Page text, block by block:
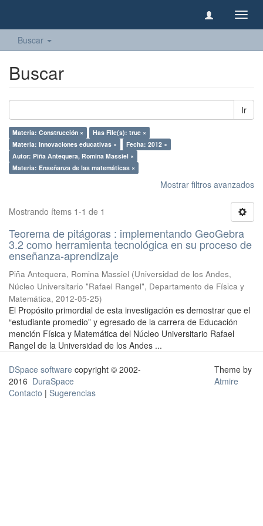
Buscar
Buscar
Ir
Materia: Construcción ×
Has File(s): true ×
Materia: Innovaciones educativas ×
Fecha: 2012 ×
Autor: Piña Antequera, Romina Massiel ×
Materia: Enseñanza de las matemáticas ×
Mostrar filtros avanzados
Mostrando ítems 1-1 de 1
Teorema de pitágoras : implementando GeoGebra
3.2 como herramienta tecnológica en su proceso de
enseñanza-aprendizaje
Piña Antequera, Romina Massiel (Universidad de los Andes,
Núcleo Universitario "Rafael Rangel", Departamento de Física y
Matemática, 2012-05-25)
El Propósito primordial de esta investigación es demostrar que el
“estudiante promedio” y egresado de la carrera de Educación
mención Física y Matemática del Núcleo Universitario Rafael
Rangel de la Universidad de los Andes ...
DSpace software copyright © 2002-
2016 DuraSpace
Contacto | Sugerencias
Theme by
Atmire